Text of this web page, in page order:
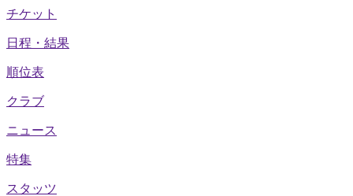
チケット
日程・結果
順位表
クラブ
ニュース
特集
スタッツ